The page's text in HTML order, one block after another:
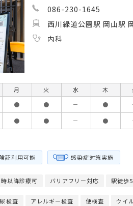
086-230-1645
西川緑道公園駅 岡山駅
内科
月 火 水 木
● ● － ●
● ● － ●
証利用可能 感染症対策実施
以降診療可 バリアフリー対応 駅徒歩
尿検査 アレルギー検査 便検査 ウイ